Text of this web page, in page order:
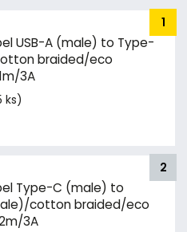
USB-A (male) to Type-
braided/eco
3A
ks)
Type-C (male) to
cotton braided/eco
3A